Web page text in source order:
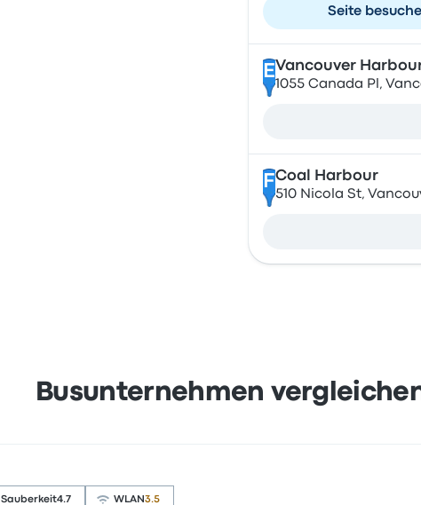
Seite
EVancouver
1055 Canada Pl,
FCoal Harbour
510 Nicola St,
Busunternehmen
Sauberkeit4.7 WLAN 3.5